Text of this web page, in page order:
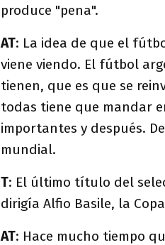
produce "pena".
AT: La idea de que el
viene viendo. El fútbol
tienen, que es que se
todas tiene que mandar
importantes y después.
mundial.
T: El último título del
dirigía Alfio Basile, la
AT: Hace mucho tiempo